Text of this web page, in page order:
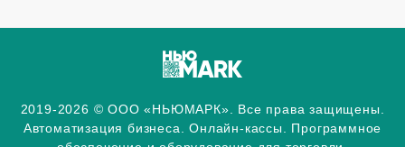
2019-2026 © ООО «НЬЮМАРК». Все права защищены.
Автоматизация бизнеса. Онлайн-кассы. Программное